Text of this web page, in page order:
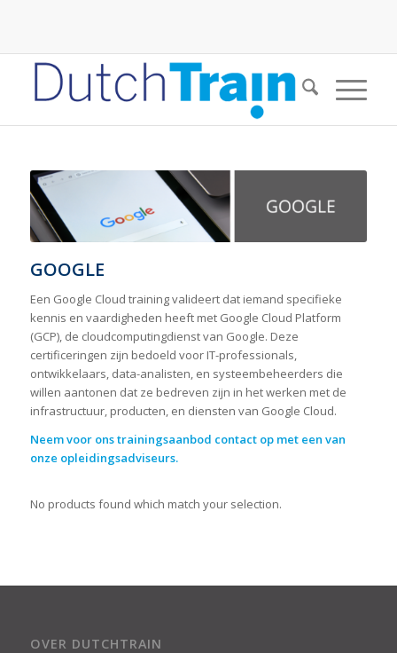
GOOGLE
Een Google Cloud training valideert dat iemand specifieke
kennis en vaardigheden heeft met Google Cloud Platform
(GCP), de cloudcomputingdienst van Google. Deze
certificeringen zijn bedoeld voor IT-professionals,
ontwikkelaars, data-analisten, en systeembeheerders die
willen aantonen dat ze bedreven zijn in het werken met de
infrastructuur, producten, en diensten van Google Cloud.
Neem voor ons trainingsaanbod contactop met een van
onze opleidingsadviseurs.
No products found which match your selection.
OVER DUTCHTRAIN